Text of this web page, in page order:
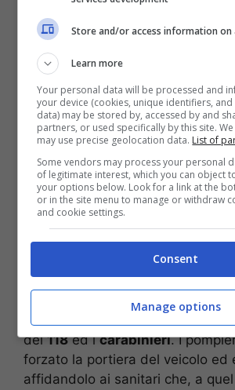
muore bambina di soli 10
Auto si schianta ad un
conducente
Un uomo di 39 anni è stato
nella giornata di ieri,giovedì 5
Suzzara, centro della provincia
Il cadavere, secondo quanto si
, è stato rinvenuto sui
dell’auto del 39enne, ferma
via Lombardi. Sul
arrivati i
del118ed icarabinieri. I
forzato la portiera del veicolo ed
affidandolo ai sanitari che, a
Store and/or access information on
Learn more
Your personal data will be processed and
your device (cookies, unique identifiers,
data) may be stored by, accessed by and
partners, or used specifically by this site.
may use precise geolocation data. List of
Some vendors may process your personal
of legitimate interest, which you can object
your options below. Look for a link at the
or in the site menu to manage or withdraw
and cookie settings.
Consent
Manage options